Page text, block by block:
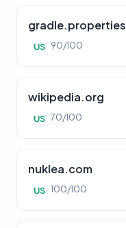
gradle.properties
US 90/100
wikipedia.org
US 70/100
nuklea.com
US 100/100